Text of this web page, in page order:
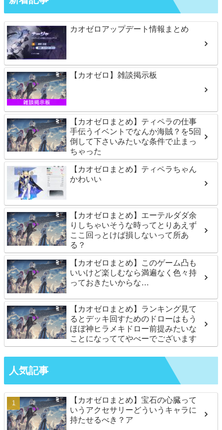
カオゼロアップデート情報まとめ
【カオゼロ】雑談掲示板
【カオゼロまとめ】ティペラの仕事
手伝うイベントでなんか海賊？を5回
倒して下さいみたいな条件で止まっ
ちゃった
【カオゼロまとめ】ティペラちゃん
かわいい
【カオゼロまとめ】エーテルダダ余
りしちゃいそうな時ってとりあえず
ここ回っとけば損しないって所あ
る？
【カオゼロまとめ】このゲーム凸も
いいけど楽しむなら満遍なく色々持
っておきたいからな…
【カオゼロまとめ】ランキング見て
るとデッキ回すためのドローはもう
ほぼ神ヒラメキドロー前提みたいな
ことになっててやべーでございます
人気記事
【カオゼロまとめ】宝石の心臓って
いうアクセサリーどういうキャラに
持たせるべき？ア